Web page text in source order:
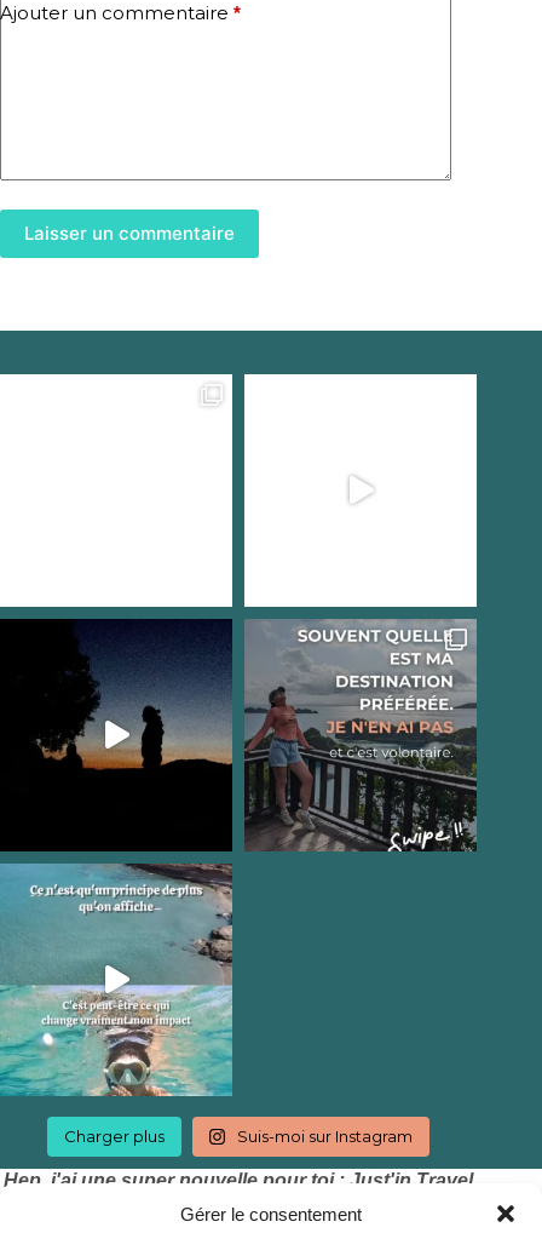
Gérer le consentement
Ajouter un commentaire *
Laisser un commentaire
Charger plus Suis-moi sur Instagram
Hep, j'ai une super nouvelle pour toi : Just'in Travel
accepte les chèques vacances !